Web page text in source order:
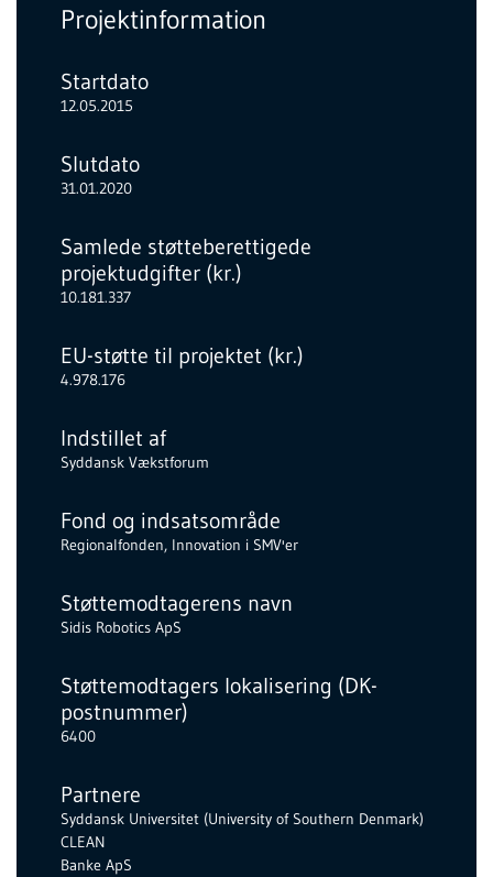
Projektinformation
Startdato
12.05.2015
Slutdato
31.01.2020
Samlede støtteberettigede
projektudgifter (kr.)
10.181.337
EU-støtte til projektet (kr.)
4.978.176
Indstillet af
Syddansk Vækstforum
Fond og indsatsområde
Regionalfonden, Innovation i SMV'er
Støttemodtagerens navn
Sidis Robotics ApS
Støttemodtagers lokalisering (DK-
postnummer)
6400
Partnere
Syddansk Universitet (University of Southern Denmark)
CLEAN
Banke ApS